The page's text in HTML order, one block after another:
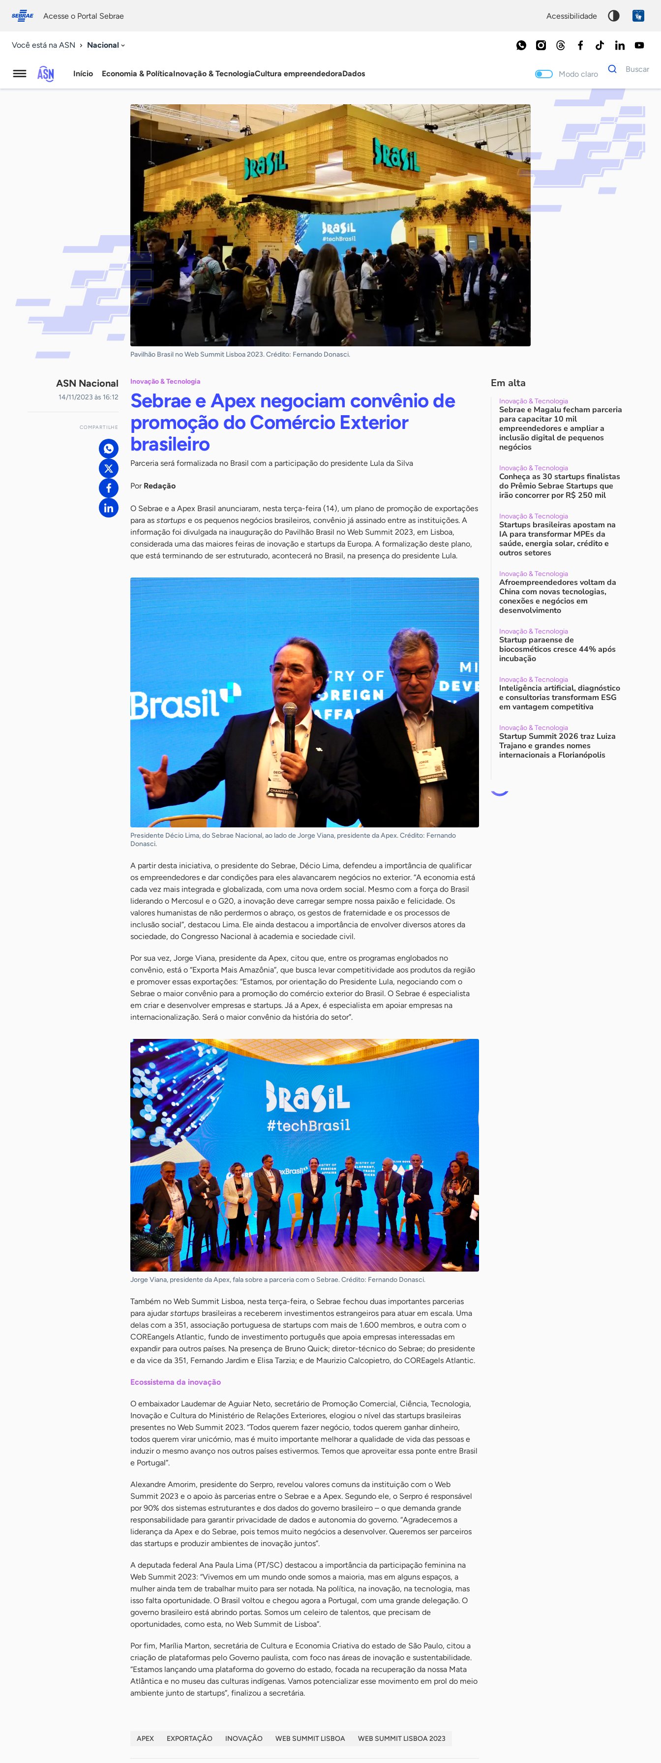
conosco
Acesse o Portal Sebrae acessibilidade
Você está na ASN Nacional
Agência
Início Economia & PolíticaInovação & TecnologiaCultura empreendedoraDados Modo claro
Dados
para
Buscar
Palavra
chave
Pavilhão Brasil no Web Summit Lisboa 2023. Crédito: Fernando Donasci.
ASN Nacional
14/11/2023 às 16:12
COMPARTILHE
Inovação & Tecnologia
Sebrae e Apex negociam convênio de
promoção do Comércio Exterior
brasileiro
Parceria será formalizada no Brasil com a participação do presidente Lula da Silva
Por Redação
O Sebrae e a Apex Brasil anunciaram, nesta terça-feira (14), um plano de promoção de exportações
para as startups e os pequenos negócios brasileiros, convênio já assinado entre as instituições. A
informação foi divulgada na inauguração do Pavilhão Brasil no Web Summit 2023, em Lisboa,
considerada uma das maiores feiras de inovação e startups da Europa. A formalização deste plano,
que está terminando de ser estruturado, acontecerá no Brasil, na presença do presidente Lula.
Presidente Décio Lima, do Sebrae Nacional, ao lado de Jorge Viana, presidente da Apex. Crédito: Fernando
Donasci.
A partir desta iniciativa, o presidente do Sebrae, Décio Lima, defendeu a importância de qualificar
os empreendedores e dar condições para eles alavancarem negócios no exterior. “A economia está
cada vez mais integrada e globalizada, com uma nova ordem social. Mesmo com a força do Brasil
liderando o Mercosul e o G20, a inovação deve carregar sempre nossa paixão e felicidade. Os
valores humanistas de não perdermos o abraço, os gestos de fraternidade e os processos de
inclusão social”, destacou Lima. Ele ainda destacou a importância de envolver diversos atores da
sociedade, do Congresso Nacional à academia e sociedade civil.
Por sua vez, Jorge Viana, presidente da Apex, citou que, entre os programas englobados no
convênio, está o “Exporta Mais Amazônia”, que busca levar competitividade aos produtos da região
e promover essas exportações: “Estamos, por orientação do Presidente Lula, negociando com o
Sebrae o maior convênio para a promoção do comércio exterior do Brasil. O Sebrae é especialista
em criar e desenvolver empresas e startups. Já a Apex, é especialista em apoiar empresas na
internacionalização. Será o maior convênio da história do setor”.
Jorge Viana, presidente da Apex, fala sobre a parceria com o Sebrae. Crédito: Fernando Donasci.
Também no Web Summit Lisboa, nesta terça-feira, o Sebrae fechou duas importantes parcerias
para ajudarstartups brasileiras a receberem investimentos estrangeiros para atuar em escala. Uma
delas com a 351, associação portuguesa de startups com mais de 1.600 membros, e outra com o
COREangels Atlantic, fundo de investimento português que apoia empresas interessadas em
expandir para outros países. Na presença de Bruno Quick; diretor-técnico do Sebrae; do presidente
e da vice da 351, Fernando Jardim e Elisa Tarzia; e de Maurizio Calcopietro, do COREagels Atlantic.
Ecossistema da inovação
O embaixador Laudemar de Aguiar Neto, secretário de Promoção Comercial, Ciência, Tecnologia,
Inovação e Cultura do Ministério de Relações Exteriores, elogiou o nível das startups brasileiras
presentes no Web Summit 2023. “Todos querem fazer negócio, todos querem ganhar dinheiro,
todos querem virar unicórnio, mas é muito importante melhorar a qualidade de vida das pessoas e
induzir o mesmo avanço nos outros países estivermos. Temos que aproveitar essa ponte entre Brasil
e Portugal”.
Alexandre Amorim, presidente do Serpro, revelou valores comuns da instituição com o Web
Summit 2023 e o apoio às parcerias entre o Sebrae e a Apex. Segundo ele, o Serpro é responsável
por 90% dos sistemas estruturantes e dos dados do governo brasileiro – o que demanda grande
responsabilidade para garantir privacidade de dados e autonomia do governo. “Agradecemos a
liderança da Apex e do Sebrae, pois temos muito negócios a desenvolver. Queremos ser parceiros
das startups e produzir ambientes de inovação juntos”.
A deputada federal Ana Paula Lima (PT/SC) destacou a importância da participação feminina na
Web Summit 2023: “Vivemos em um mundo onde somos a maioria, mas em alguns espaços, a
mulher ainda tem de trabalhar muito para ser notada. Na política, na inovação, na tecnologia, mas
isso falta oportunidade. O Brasil voltou e chegou agora a Portugal, com uma grande delegação. O
governo brasileiro está abrindo portas. Somos um celeiro de talentos, que precisam de
oportunidades, como esta, no Web Summit de Lisboa”.
Por fim, Marília Marton, secretária de Cultura e Economia Criativa do estado de São Paulo, citou a
criação de plataformas pelo Governo paulista, com foco nas áreas de inovação e sustentabilidade.
“Estamos lançando uma plataforma do governo do estado, focada na recuperação da nossa Mata
Atlântica e no museu das culturas indígenas. Vamos potencializar esse movimento em prol do meio
ambiente junto de startups”, finalizou a secretária.
APEX EXPORTAÇÃO INOVAÇÃO WEB SUMMIT LISBOA WEB SUMMIT LISBOA 2023
Em alta
Inovação & Tecnologia
Sebrae e Magalu fecham parceria
para capacitar 10 mil
empreendedores e ampliar a
inclusão digital de pequenos
negócios
Inovação & Tecnologia
Conheça as 30 startups finalistas
do Prêmio Sebrae Startups que
irão concorrer por R$ 250 mil
Inovação & Tecnologia
Startups brasileiras apostam na
IA para transformar MPEs da
saúde, energia solar, crédito e
outros setores
Inovação & Tecnologia
Afroempreendedores voltam da
China com novas tecnologias,
conexões e negócios em
desenvolvimento
Inovação & Tecnologia
Startup paraense de
biocosméticos cresce 44% após
incubação
Inovação & Tecnologia
Inteligência artificial, diagnóstico
e consultorias transformam ESG
em vantagem competitiva
Inovação & Tecnologia
Startup Summit 2026 traz Luiza
Trajano e grandes nomes
internacionais a Florianópolis